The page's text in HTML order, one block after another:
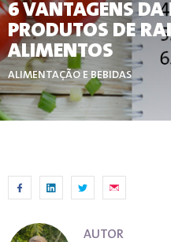
6 VANTAGENS DA
PRODUTOS DE
ALIMENTOS
ALIMENTAÇÃO E BEBIDAS
AUTOR